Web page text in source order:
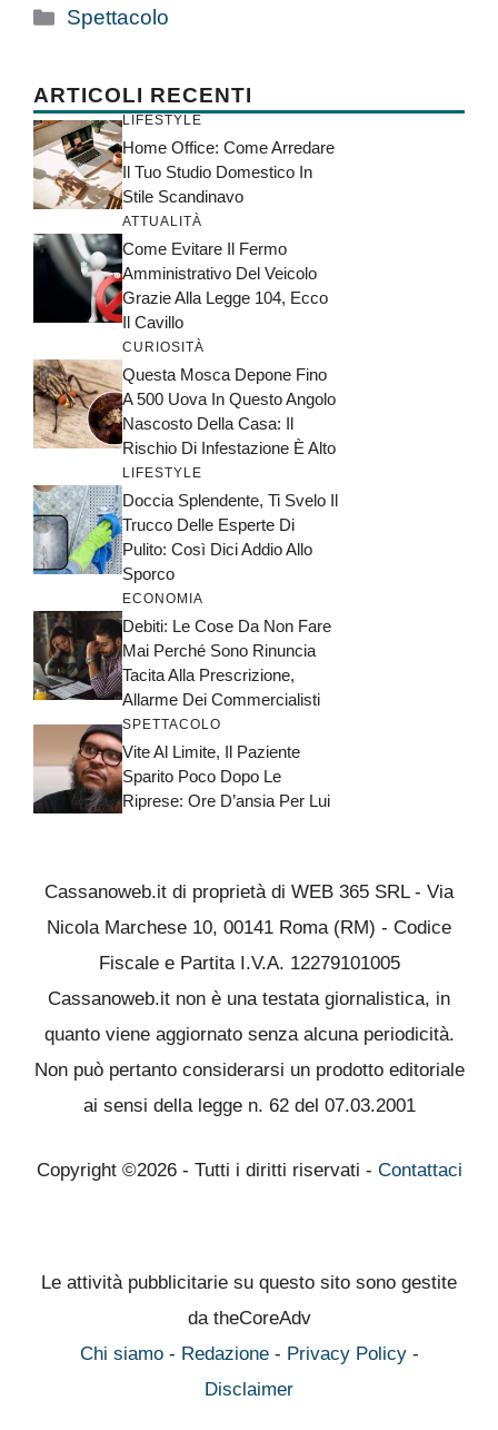
Categorie
Spettacolo
ARTICOLI RECENTI
LIFESTYLE
Home Office: Come Arredare
Il Tuo Studio Domestico In
Stile Scandinavo
ATTUALITÀ
Come Evitare Il Fermo
Amministrativo Del Veicolo
Grazie Alla Legge 104, Ecco
Il Cavillo
CURIOSITÀ
Questa Mosca Depone Fino
A 500 Uova In Questo Angolo
Nascosto Della Casa: Il
Rischio Di Infestazione È Alto
LIFESTYLE
Doccia Splendente, Ti Svelo Il
Trucco Delle Esperte Di
Pulito: Così Dici Addio Allo
Sporco
ECONOMIA
Debiti: Le Cose Da Non Fare
Mai Perché Sono Rinuncia
Tacita Alla Prescrizione,
Allarme Dei Commercialisti
SPETTACOLO
Vite Al Limite, Il Paziente
Sparito Poco Dopo Le
Riprese: Ore D’ansia Per Lui
Cassanoweb.it di proprietà di WEB 365 SRL - Via
Nicola Marchese 10, 00141 Roma (RM) - Codice
Fiscale e Partita I.V.A. 12279101005
Cassanoweb.it non è una testata giornalistica, in
quanto viene aggiornato senza alcuna periodicità.
Non può pertanto considerarsi un prodotto editoriale
ai sensi della legge n. 62 del 07.03.2001
Copyright ©2026 - Tutti i diritti riservati - Contattaci
Le attività pubblicitarie su questo sito sono gestite
da theCoreAdv
Chi siamo- Redazione- Privacy Policy-
Disclaimer